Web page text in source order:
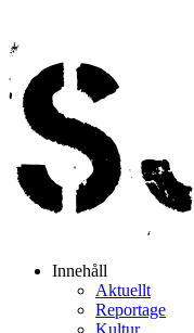
Innehåll
Aktuellt
Reportage
Kultur